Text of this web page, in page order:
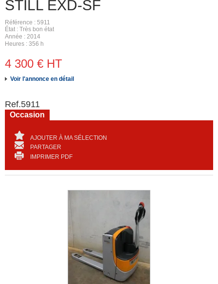
STILL EXD-SF
Référence
5911
État
Très bon état
Année
2014
Heures
356 h
4 300 € HT
Voir l'annonce en détail
Ref.5911
Occasion
AJOUTER À MA SÉLECTION
PARTAGER
IMPRIMER PDF